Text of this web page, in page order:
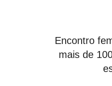
Encontro
mais de